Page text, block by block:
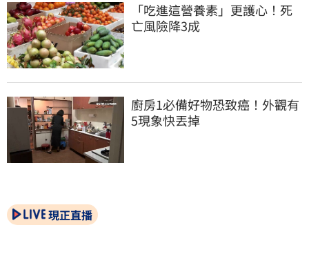
「吃進這營養素」更護心！死
亡風險降3成
廚房1必備好物恐致癌！外觀有
5現象快丟掉
現正直播